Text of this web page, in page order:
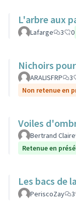
L'arbre aux
Lafarge 3 0
Nichoirs
ARALISFRP 3
Non retenue en
Voiles
Bertrand Claire
Retenue en
Les bacs de
PeriscoZay 3